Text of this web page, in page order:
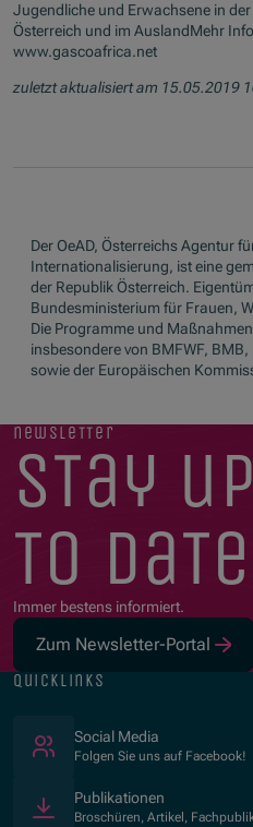
Jugendliche und Erwachsene in
Österreich und im AuslandMehr
www.gascoafrica.net
zuletzt aktualisiert am 15.05.2019
Der OeAD, Österreichs Agentur
Internationalisierung, ist eine
der Republik Österreich.
Bundesministerium für Frauen,
Die Programme und
insbesondere von BMFWF,
sowie der Europäischen
newsletter
stay up
to date
Immer bestens informiert.
Zum Newsletter-Portal
quicklinks
Social Media
Folgen Sie uns auf Facebook!
Publikationen
Broschüren, Artikel,